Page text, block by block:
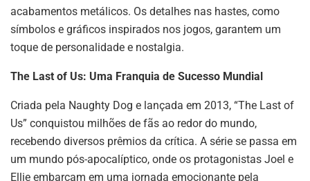
acabamentos metálicos. Os detalhes nas hastes, como
símbolos e gráficos inspirados nos jogos, garantem um
toque de personalidade e nostalgia.
The Last of Us: Uma Franquia de Sucesso Mundial
Criada pela Naughty Dog e lançada em 2013, “The Last of
Us” conquistou milhões de fãs ao redor do mundo,
recebendo diversos prêmios da crítica. A série se passa em
um mundo pós-apocalíptico, onde os protagonistas Joel e
Ellie embarcam em uma jornada emocionante pela